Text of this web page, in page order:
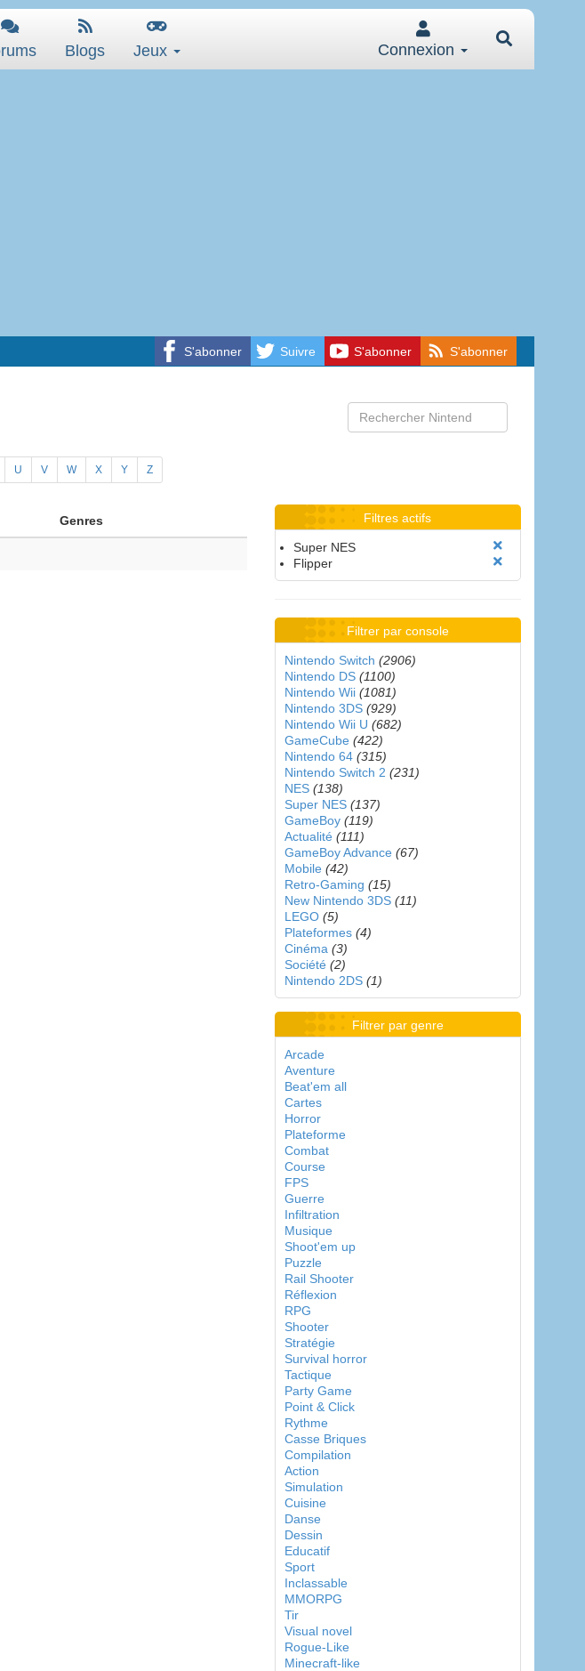
Blogs Jeux Connexion
S'abonner Suivre S'abonner S'abonner
U V W X Y Z
Genres Filtres actifs
Super NES
Flipper
Filtrer par console
Nintendo Switch (2906)
Nintendo DS (1100)
Nintendo Wii (1081)
Nintendo 3DS (929)
Nintendo Wii U (682)
GameCube (422)
Nintendo 64 (315)
Nintendo Switch 2 (231)
NES (138)
Super NES (137)
GameBoy (119)
Actualité (111)
GameBoy Advance (67)
Mobile (42)
Retro-Gaming (15)
New Nintendo 3DS (11)
LEGO (5)
Plateformes (4)
Cinéma (3)
Société (2)
Nintendo 2DS (1)
Filtrer par genre
Arcade
Aventure
Beat'em all
Cartes
Horror
Plateforme
Combat
Course
FPS
Guerre
Infiltration
Musique
Shoot'em up
Puzzle
Rail Shooter
Réflexion
RPG
Shooter
Stratégie
Survival horror
Tactique
Party Game
Point & Click
Rythme
Casse Briques
Compilation
Action
Simulation
Cuisine
Danse
Dessin
Educatif
Sport
Inclassable
MMORPG
Tir
Visual novel
Rogue-Like
Minecraft-like